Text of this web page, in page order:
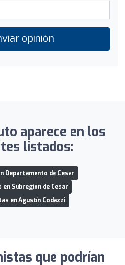
opinión
aparece en los
listados:
Departamento de Cesar
Subregión de Cesar
en Agustín Codazzi
que podrían